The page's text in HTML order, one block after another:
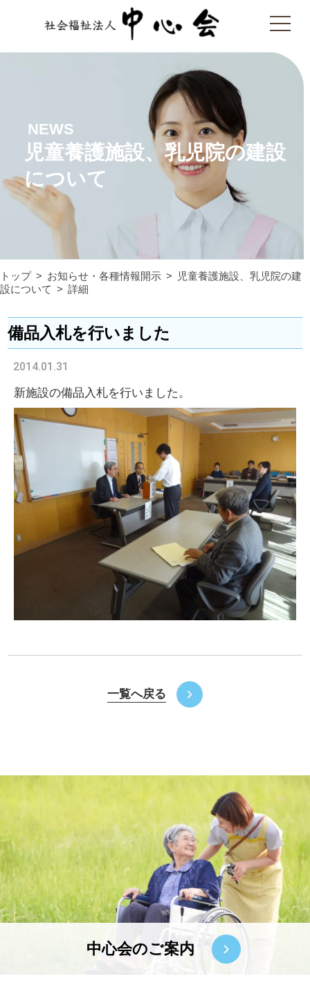
NEWS
児童養護施設、乳児院の建設
について
トップ お知らせ・各種情報開示
児童養護施設、乳児院の建
設について
詳細
備品入札を行いました
2014.01.31
新施設の備品入札を行いました。
一覧へ戻る
中心会のご案内